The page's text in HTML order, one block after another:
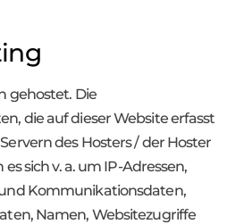
gehostet. Die
die auf dieser Website erfasst
des Hosters / der Hoster
sich v. a. um IP-Adressen,
Kommunikationsdaten,
Namen, Websitezugriffe